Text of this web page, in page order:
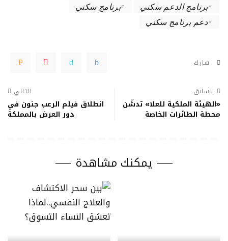
برنامج الدعم سكني
برنامج سكني
دعم برنامج سكني
شارك
السابق
«الهيئة الملكية للعلا» تدشّن
محطة الطائرات الخاصة
التالي
انطلاق فيلم الرعب جنون في
دور العرض بالمملكة
يمكنك مشاهدة